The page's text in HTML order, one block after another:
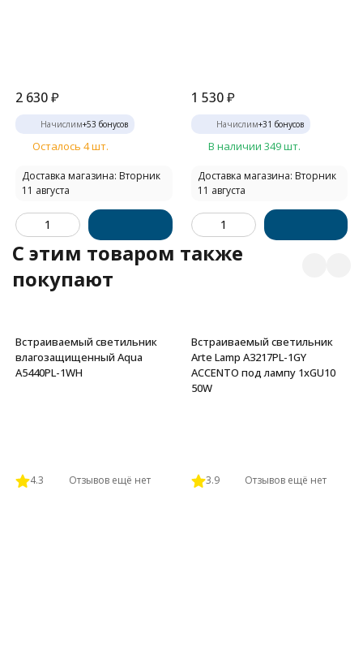
2 630₽
Начислим+53 бонусов
Осталось 4 шт.
Доставка магазина: Вторник
11 августа
1 530 ₽
Начислим+31 бонусов
В наличии 349 шт.
Доставка магазина: Вторник
11 августа
C этим товаром также
покупают
Встраиваемый светильник
влагозащищенный Aqua
A5440PL-1WH
4.3 Отзывов ещё нет
Встраиваемый светильник
Arte Lamp A3217PL-1GY
ACCENTO под лампу 1xGU10
50W
3.9 Отзывов ещё нет